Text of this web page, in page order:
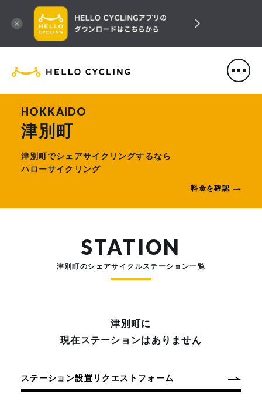
HELLO CYCLING（ハローサ
HOKKAIDO
津別町
津別町でシェアサイクリングするなら
ハローサイクリング
料金を確認
STATION
津別町のシェアサイクルステーション一覧
津別町に
現在ステーションはありません
ステーション設置リクエストフォーム